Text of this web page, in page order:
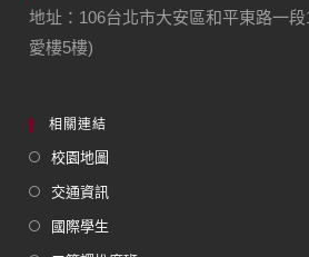
地址：106台北市大安區和平東路一
愛樓5樓)
相關連結
校園地圖
交通資訊
國際學生